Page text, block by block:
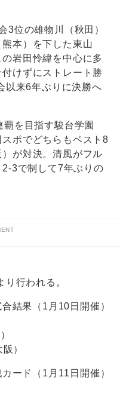
位の雄物川（秋田）
本）を下した東山
岩田怜緯を中心に多
けずにストレート勝
以来6年ぶりに決勝へ
を目指す駿台学園
スポでどちらもベスト8
が対決。清風がフル
3で制して7年ぶりの
行われる。
結果（1月10日開催）
）
ード（1月11日開催）